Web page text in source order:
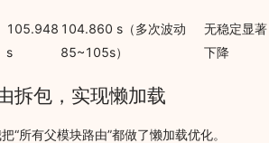
105.948
s
104.860 s（多次波动
85~105s）
无稳定显著
下降
拆包，实现懒加载
“所有父模块路由”都做了懒加载优化。